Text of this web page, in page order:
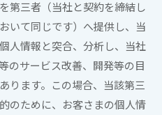
第三者（当社と契約を締結し
いて同じです）へ提供し、当
人情報と突合、分析し、当社
のサービス改善、開発等の目
ります。この場合、当該第三
のために、お客さまの個人情